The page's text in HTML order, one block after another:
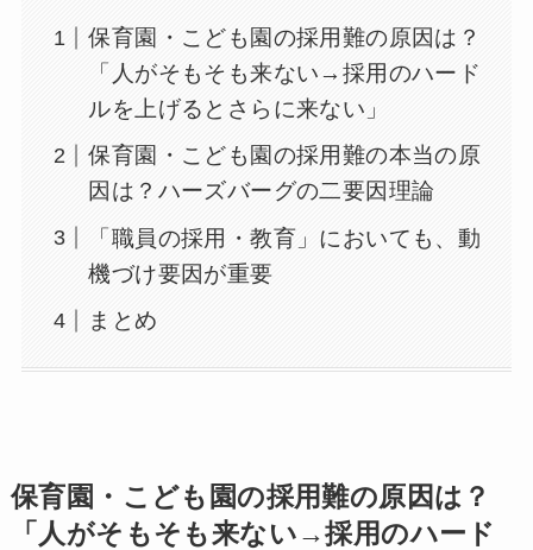
保育園・こども園の採用難の原因は？
「人がそもそも来ない→採用のハード
ルを上げるとさらに来ない」
保育園・こども園の採用難の本当の原
因は？ハーズバーグの二要因理論
「職員の採用・教育」においても、動
機づけ要因が重要
まとめ
保育園・こども園の採用難の原因は？
「人がそもそも来ない→採用のハード